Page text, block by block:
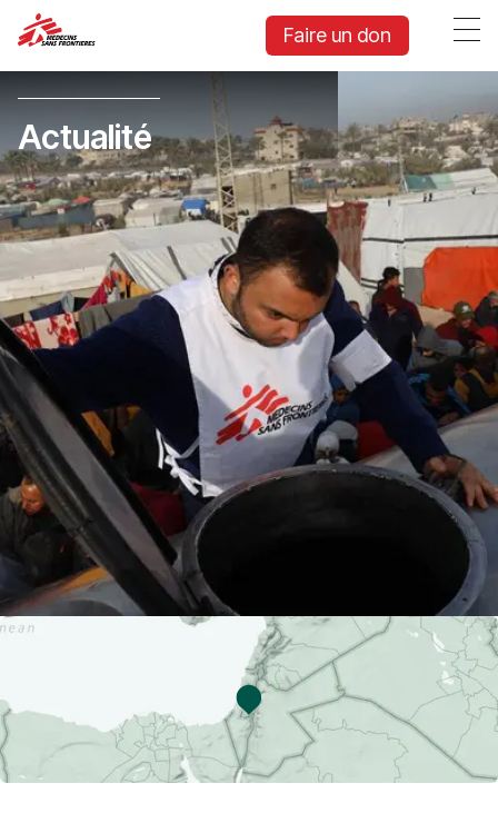
Faire un don
Actualité